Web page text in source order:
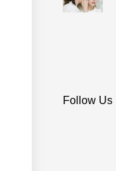
Follow Us